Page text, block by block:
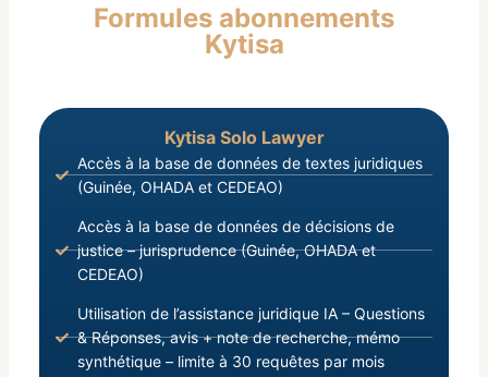
Formules abonnements
Kytisa
Kytisa Solo Lawyer
Accès à la base de données de textes juridiques
(Guinée, OHADA et CEDEAO)
Accès à la base de données de décisions de
justice – jurisprudence (Guinée, OHADA et
CEDEAO)
Utilisation de l’assistance juridique IA – Questions
& Réponses, avis + note de recherche, mémo
synthétique – limite à 30 requêtes par mois